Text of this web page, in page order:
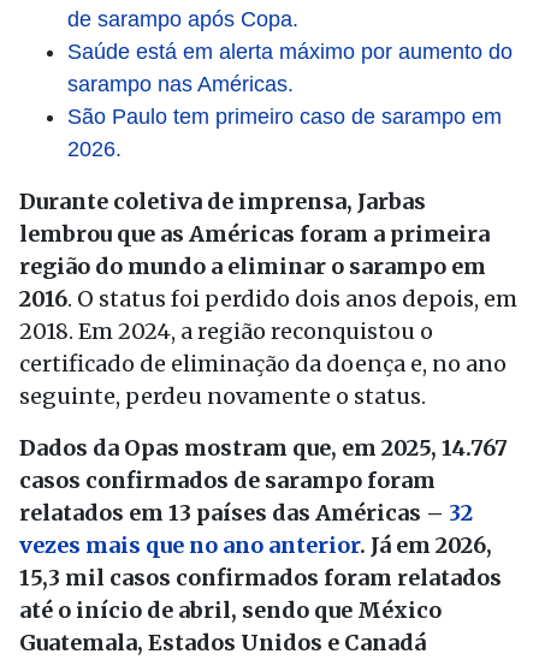
de sarampo após Copa.
Saúde está em alerta máximo por aumento do
sarampo nas Américas.
São Paulo tem primeiro caso de sarampo em
2026.
Durante coletiva de imprensa, Jarbas
lembrou que as Américas foram a primeira
região do mundo a eliminar o sarampo em
2016. O status foi perdido dois anos depois, em
2018. Em 2024, a região reconquistou o
certificado de eliminação da doença e, no ano
seguinte, perdeu novamente o status.
Dados da Opas mostram que, em 2025, 14.767
casos confirmados de sarampo foram
relatados em 13 países das Américas – 32
vezes mais que no ano anterior. Já em 2026,
15,3 mil casos confirmados foram relatados
até o início de abril, sendo que México
Guatemala, Estados Unidos e Canadá